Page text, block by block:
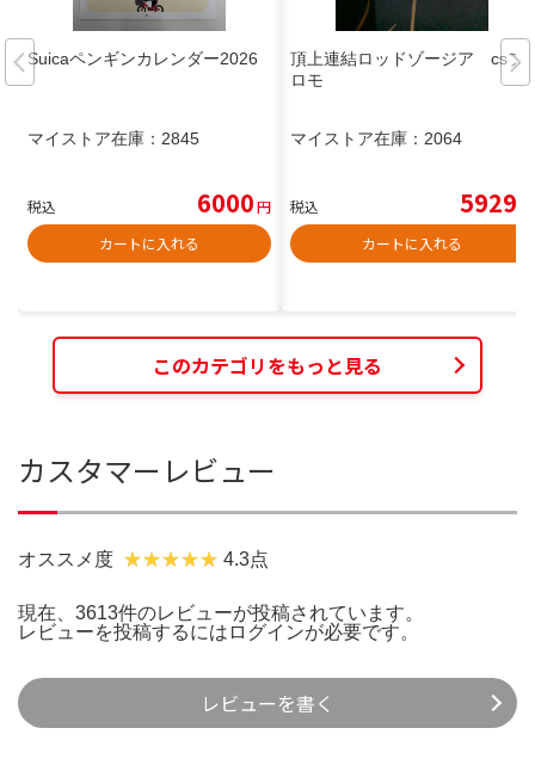
Suicaペンギンカレンダー2026
マイストア在庫： 2845
税込 6000円
カートに入れる
頂上連結ロッドゾージア csプ
ロモ
マイストア在庫： 2064
税込 5929
カートに入れる
このカテゴリをもっと見る
カスタマーレビュー
オススメ度 4.3点
現在、3613件のレビューが投稿されています。
レビューを投稿するには ログインが必要です。
レビューを書く